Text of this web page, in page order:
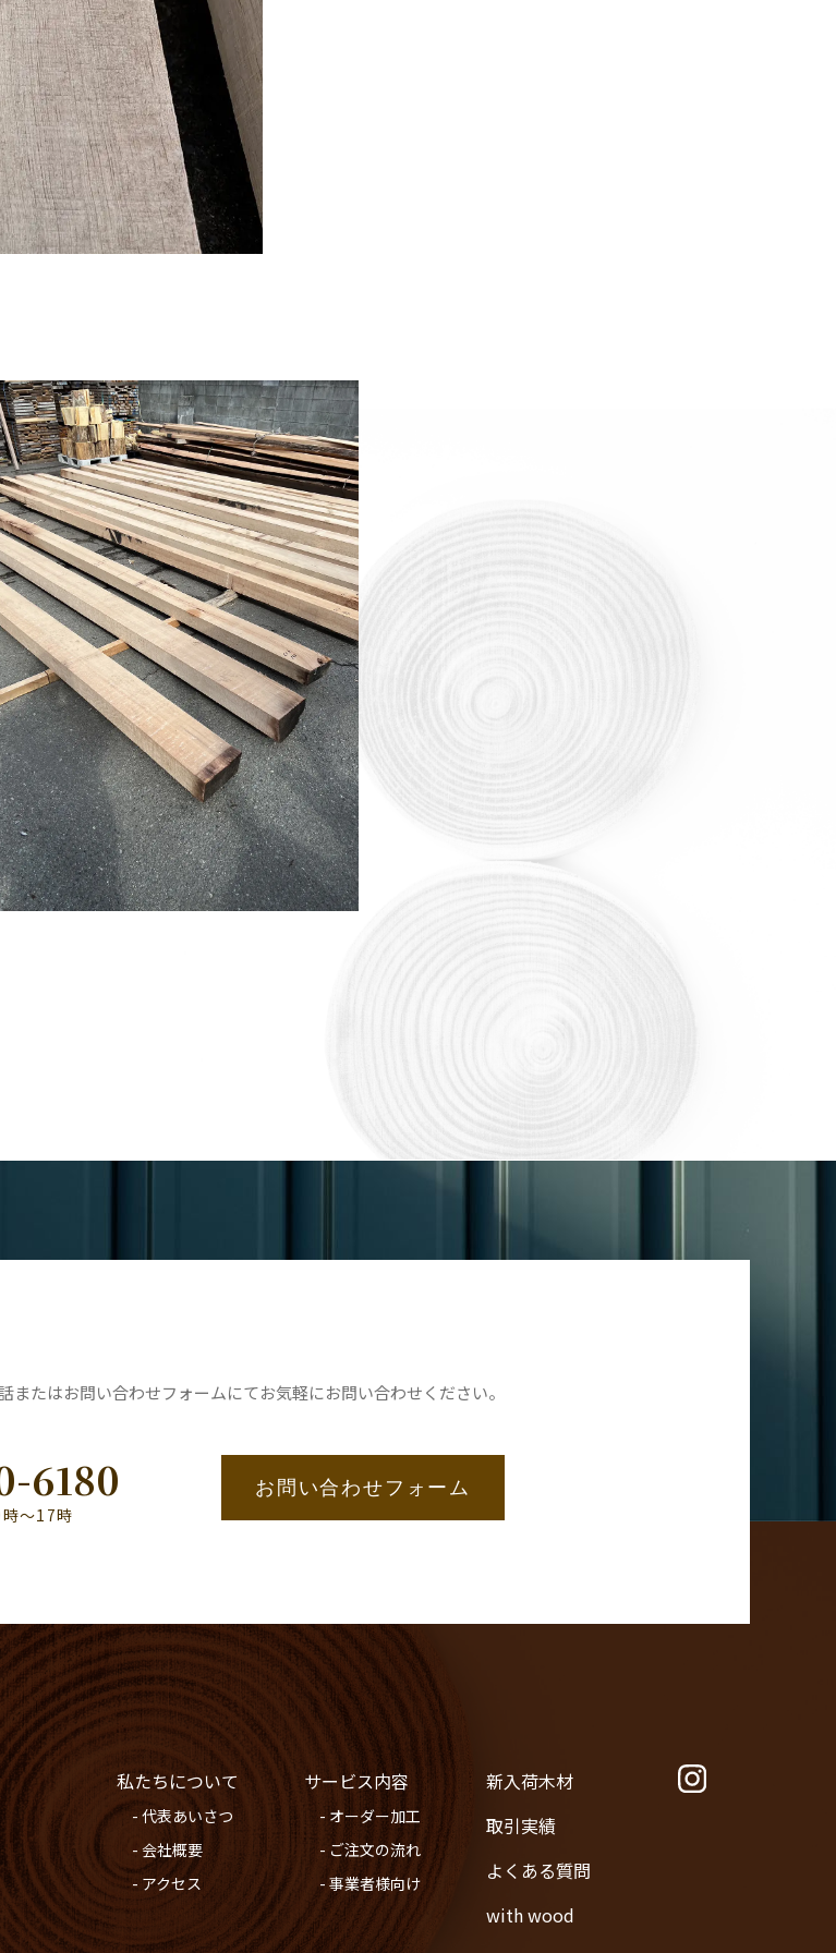
またはお問い合わせフォームにてお気軽にお問い合わせください。
6180
〜17時
お問い合わせフォーム
私たちについて
- 代表あいさつ
- 会社概要
- アクセス
サービス内容
- オーダー加工
- ご注文の流れ
- 事業者様向け
新入荷木材
取引実績
よくある質問
with wood